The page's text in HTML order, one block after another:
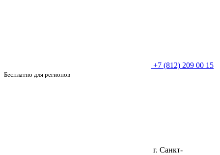
+7 (812) 209 00 15
Бесплатно для регионов
г. Санкт-